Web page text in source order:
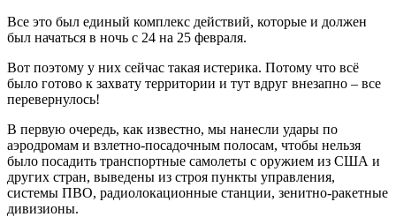
Все это был единый комплекс действий, которые и должен
был начаться в ночь с 24 на 25 февраля.
Вот поэтому у них сейчас такая истерика. Потому что всё
было готово к захвату территории и тут вдруг внезапно – все
перевернулось!
В первую очередь, как известно, мы нанесли удары по
аэродромам и взлетно-посадочным полосам, чтобы нельзя
было посадить транспортные самолеты с оружием из США и
других стран, выведены из строя пункты управления,
системы ПВО, радиолокационные станции, зенитно-ракетные
дивизионы.